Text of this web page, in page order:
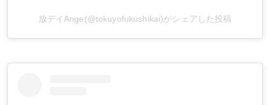
放デイAnge(@tokuyofukushikai)がシェアした投稿